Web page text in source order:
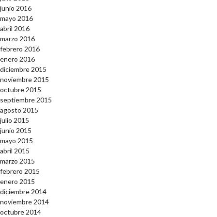
junio 2016
mayo 2016
abril 2016
marzo 2016
febrero 2016
enero 2016
diciembre 2015
noviembre 2015
octubre 2015
septiembre 2015
agosto 2015
julio 2015
junio 2015
mayo 2015
abril 2015
marzo 2015
febrero 2015
enero 2015
diciembre 2014
noviembre 2014
octubre 2014